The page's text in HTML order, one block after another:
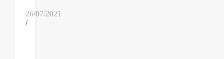
26/07/2021
/